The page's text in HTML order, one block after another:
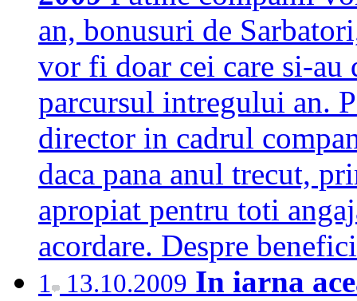
an, bonusuri de
vor fi doar cei care si-au
parcursul intregului an.
director in cadrul
daca pana anul trecut,
apropiat pentru toti
acordare. Despre
1 13.10.2009 In iarna